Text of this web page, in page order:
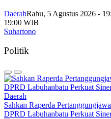
DaerahRabu, 5 Agustus 2026 -
19:00 WIB
Suhartono
Politik
Daerah
Sahkan Raperda
DPRD Labuhanbatu Perkuat